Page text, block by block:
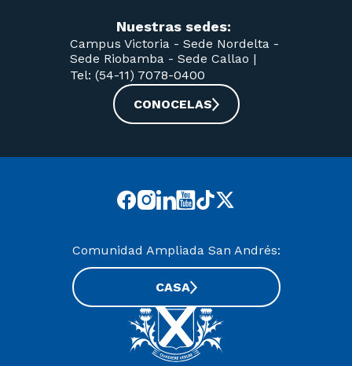
Nuestras sedes:
Campus Victoria - Sede Nordelta -
Sede Riobamba - Sede Callao |
Tel: (54-11) 7078-0400
CONOCELAS
Comunidad Ampliada San Andrés:
CASA